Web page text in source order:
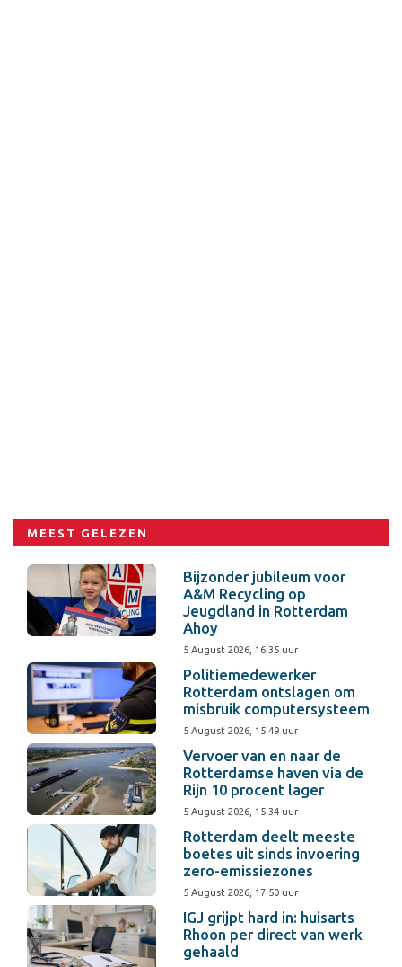
MEEST GELEZEN
Bijzonder jubileum voor
A&M Recycling op
Jeugdland in Rotterdam
Ahoy
5 August 2026, 16:35 uur
Politiemedewerker
Rotterdam ontslagen om
misbruik computersysteem
5 August 2026, 15:49 uur
Vervoer van en naar de
Rotterdamse haven via de
Rijn 10 procent lager
5 August 2026, 15:34 uur
Rotterdam deelt meeste
boetes uit sinds invoering
zero-emissiezones
5 August 2026, 17:50 uur
IGJ grijpt hard in: huisarts
Rhoon per direct van werk
gehaald